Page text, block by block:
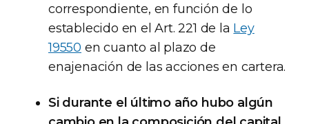
correspondiente, en función de lo
establecido en el Art. 221 de la Ley
19550 en cuanto al plazo de
enajenación de las acciones en cartera.
Si durante el último año hubo algún